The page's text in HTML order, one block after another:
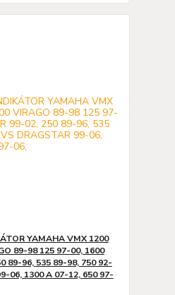
YAMAHA VMX 1200
89-98 125 97-00, 1600
89-96, 535 89-98, 750 92-
06, 1300 A 07-12, 650 97-